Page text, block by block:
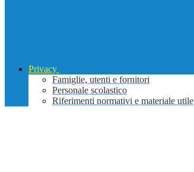
Privacy
Famiglie, utenti e fornitori
Personale scolastico
Riferimenti normativi e materiale utile